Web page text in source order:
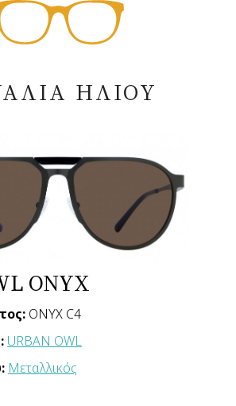
ΗΛΙΟΥ
ONYX
ONYX C4
URBAN OWL
Μεταλλικός